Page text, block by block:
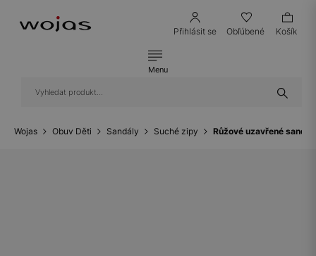
Přihlásit se Obľúbené Košík
Menu
Wojas Obuv Děti Sandály Suché zipy Růžové uzavřené